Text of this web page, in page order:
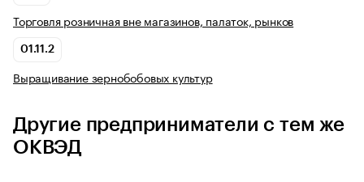
Торговля розничная вне магазинов, палаток, рынков
01.11.2
Выращивание зернобобовых культур
Другие предприниматели с тем же
ОКВЭД